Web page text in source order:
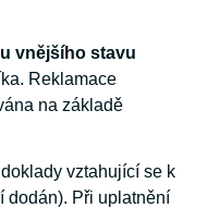
vnějšího stavu
Reklamace
na základě
vztahující se k
dodán). Při uplatnění